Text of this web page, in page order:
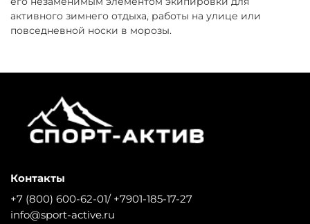
активного зимнего отдыха, работы на улице или
повседневной носки в морозы.
Контакты
+7 (800) 600-62-01/ +7901-185-17-27
info@sport-active.ru